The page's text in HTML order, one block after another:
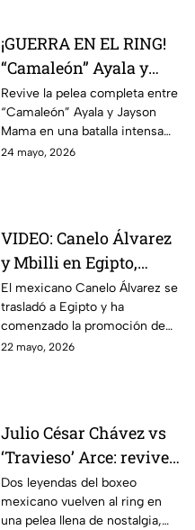
Box Azteca.
¡GUERRA EN EL RING!
“Camaleón” Ayala y
Jayson Mama se
dieron con todo
Revive la pelea completa entre
“Camaleón” Ayala y Jayson
Mama en una batalla intensa
llena de golpes, emoción y
24 mayo, 2026
VIDEO: Canelo Álvarez
y Mbilli en Egipto,
tienen primer cara a
cara
El mexicano Canelo Álvarez se
trasladó a Egipto y ha
comenzado la promoción de
su combate ante el francés
22 mayo, 2026
Julio César Chávez vs
‘Travieso’ Arce: revive
la pelea completa en
Box Azteca
Dos leyendas del boxeo
mexicano vuelven al ring en
una pelea llena de nostalgia,